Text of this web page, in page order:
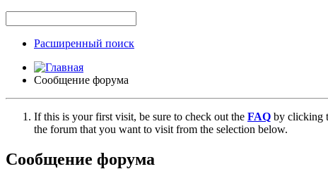
Расширенный поиск
Сообщение форума
If this is your first visit, be sure to check out the FAQ by clicking
the forum that you want to visit from the selection below.
Сообщение форума